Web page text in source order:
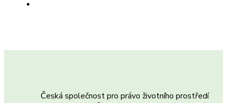
Česká společnost pro právo životního prostředí